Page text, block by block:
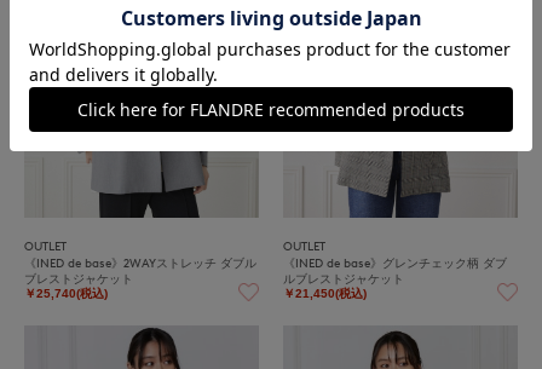
OUTLET
《INED de base》2WAYストレッチ ダブル
ブレストジャケット
￥25,740(税込)
OUTLET
《INED de base》グレンチェック柄 ダブ
ルブレストジャケット
￥21,450(税込)